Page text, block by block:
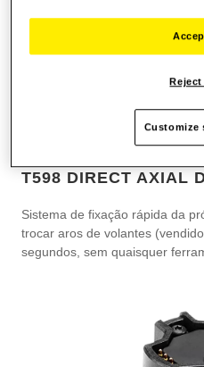
Seja o primeiro a avaliar este
QUICK RELEASE
T598 DIRECT AXIAL
Sistema de fixação rápida da
trocar aros de volantes
segundos, sem quaisquer
Customize